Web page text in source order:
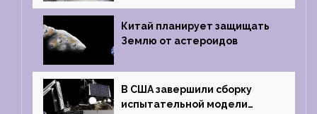
на отпечаток пальца
Китай планирует защищать
Землю от астероидов
В США завершили сборку
испытательной модели